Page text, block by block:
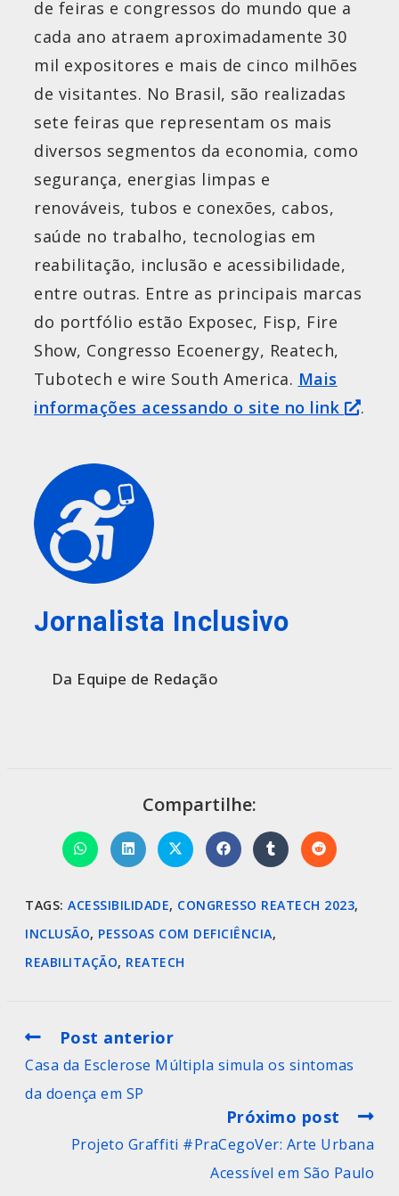
de feiras e congressos do mundo que a
cada ano atraem aproximadamente 30
mil expositores e mais de cinco milhões
de visitantes. No Brasil, são realizadas
sete feiras que representam os mais
diversos segmentos da economia, como
segurança, energias limpas e
renováveis, tubos e conexões, cabos,
saúde no trabalho, tecnologias em
reabilitação, inclusão e acessibilidade,
entre outras. Entre as principais marcas
do portfólio estão Exposec, Fisp, Fire
Show, Congresso Ecoenergy, Reatech,
Tubotech e wire South America. Mais
informações acessando o site no link .
Jornalista Inclusivo
Da Equipe de Redação
Compartilhe:
TAGS: ACESSIBILIDADE, CONGRESSO REATECH 2023,
INCLUSÃO, PESSOAS COM DEFICIÊNCIA,
REABILITAÇÃO, REATECH
Post anterior
Casa da Esclerose Múltipla simula os sintomas
da doença em SP
Próximo post
Projeto Graffiti #PraCegoVer: Arte Urbana
Acessível em São Paulo